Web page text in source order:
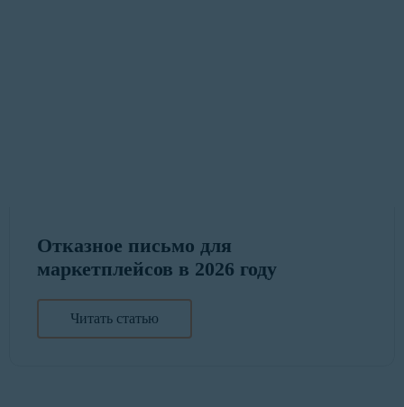
Отказное письмо для
маркетплейсов в 2026 году
Читать статью